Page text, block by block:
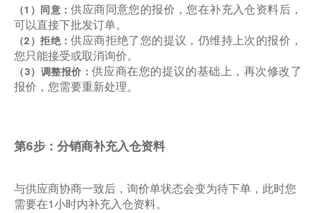
（1）同意：供应商同意您的报价，您在补充入仓资料后，
可以直接下批发订单。
（2）拒绝：供应商拒绝了您的提议，仍维持上次的报价，
您只能接受或取消询价。
（3）调整报价：供应商在您的提议的基础上，再次修改了
报价，您需要重新处理。
第6步：分销商补充入仓资料
与供应商协商一致后，询价单状态会变为待下单，此时您
需要在1小时内补充入仓资料。